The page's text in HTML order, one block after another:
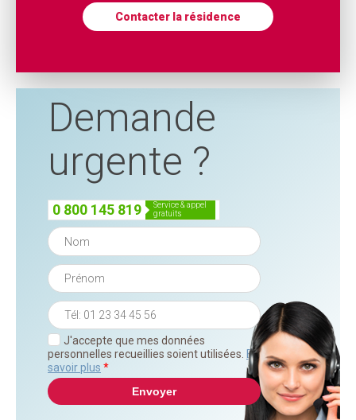
Contacter la résidence
Demande
urgente ?
0 800 145 819
service & appel
gratuits
J'accepte que mes données
personnelles recueillies soient utilisées. En
savoir plus *